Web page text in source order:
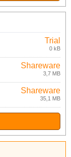
Trial
0 kB
Shareware
3,7 MB
Shareware
35,1 MB